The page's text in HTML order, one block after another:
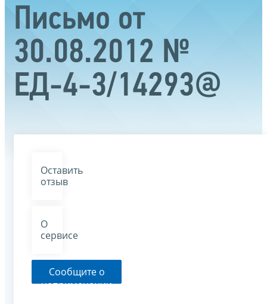
Письмо от
30.08.2012 №
ЕД-4-3/14293@
Оставить
отзыв
О
сервисе
Сообщите о
неприменении